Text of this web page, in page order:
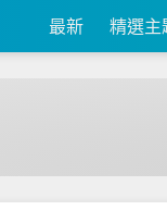
最新 精選主